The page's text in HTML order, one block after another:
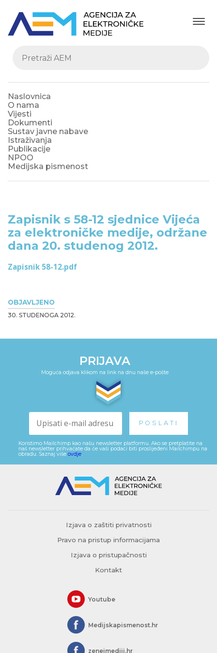
Naslovnica
O nama
Vijesti
Dokumenti
Sustav javne nabave
Istraživanja
Publikacije
NPOO
Medijska pismenost
OBJAVLJENO
30. STUDENOGA 2012.
Zapisnik s 58-12 sjednice Vijeća
za elektroničke medije, održane
dana 20. studenog 2012.
Zapisnik 58-12.pdf
PRIJAVA
Moguća odjava klikom na link na dnu naše e-pošte
Koristimo Mailchimp kao našu newsletter platformu. Ako se pretplatite na
naš newsletter prihvaćate da će vaši podaci biti proslijeđeni Mailchimpu na
obradu. Saznaj više ovdje
Izjava o zaštiti privatnosti
Pravo na pristup informacijama
Izjava o pristupačnosti
Kontakt
Youtube
Medijskapismenost.hr
zeneimediji.hr